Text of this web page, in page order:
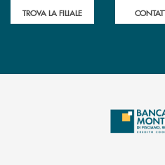
TROVA LA FILIALE